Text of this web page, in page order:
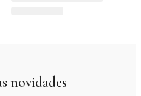
novidades